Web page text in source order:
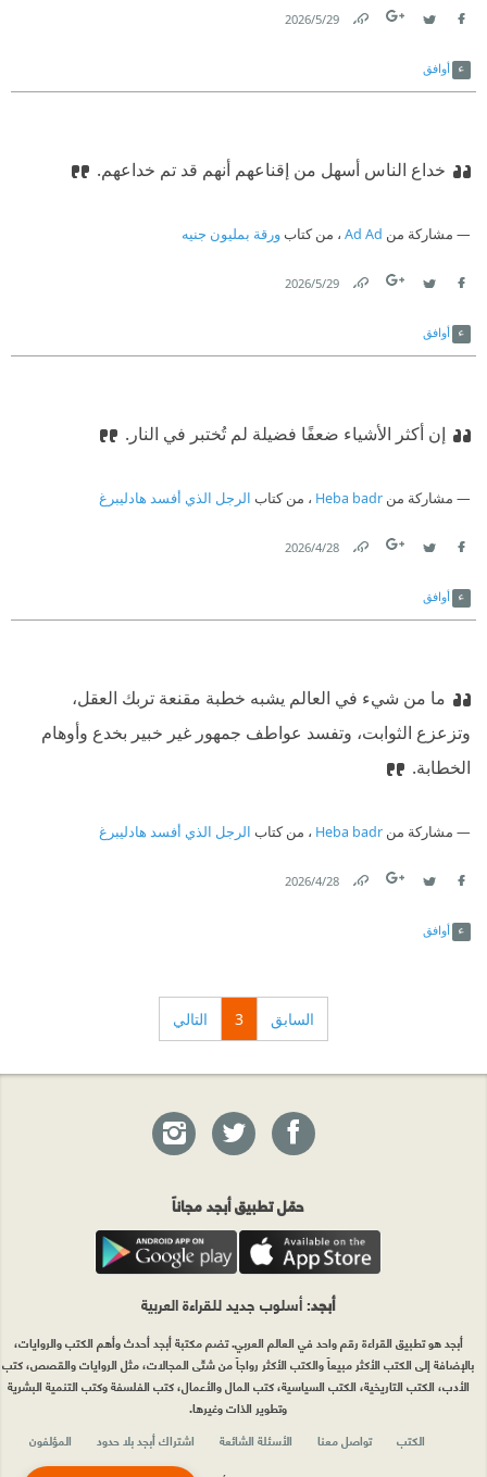
29‏/5‏/2026
أوافق
‫‏خداع الناس أسهل من إقناعهم أنهم قد تم خداعهم.‏
مشاركة من Ad Ad ، من كتابورقة بمليون جنيه
29‏/5‏/2026
أوافق
إن أكثر الأشياء ضعفًا فضيلة لم تُختبر في النار.
مشاركة من Heba badr ، من كتاب الرجل الذي أفسد هادليبرغ
28‏/4‏/2026
أوافق
ما من شيء في العالم يشبه خطبة مقنعة تربك العقل،
وتزعزع الثوابت، وتفسد عواطف جمهور غير خبير بخدع وأوهام
الخطابة.
مشاركة من Heba badr ، من كتاب الرجل الذي أفسد هادليبرغ
28‏/4‏/2026
أوافق
السابق 3 التالي
حمّل تطبيق أبجد مجاناً
أبجد: أسلوب جديد للقراءة العربية
أبجد هو تطبيق القراءة رقم واحد في العالم العربي. تضم مكتبة أبجد أحدث وأهم الكتب والروايات،
بالإضافة إلى الكتب الأكثر مبيعاً والكتب الأكثر رواجاً من شتّى المجالات، مثل الروايات والقصص، كتب
الأدب، الكتب التاريخية، الكتب السياسية، كتب المال والأعمال، كتب الفلسفة وكتب التنمية البشرية
وتطوير الذات وغيرها.
الكتب
تواصل معنا الأسئلة الشائعة اشتراك أبجد بلا حدود
المؤلفون